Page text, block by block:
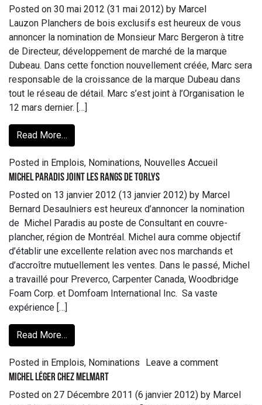
Posted on 30 mai 2012 (31 mai 2012) by Marcel
Lauzon Planchers de bois exclusifs est heureux de vous
annoncer la nomination de Monsieur Marc Bergeron à titre
de Directeur, développement de marché de la marque
Dubeau. Dans cette fonction nouvellement créée, Marc sera
responsable de la croissance de la marque Dubeau dans
tout le réseau de détail. Marc s’est joint à l’Organisation le
12 mars dernier. […]
Read More…
Posted in Emplois, Nominations, Nouvelles Accueil
Michel Paradis joint les rangs de Torlys
Posted on 13 janvier 2012 (13 janvier 2012) by Marcel
Bernard Desaulniers est heureux d’annoncer la nomination
de Michel Paradis au poste de Consultant en couvre-
plancher, région de Montréal. Michel aura comme objectif
d’établir une excellente relation avec nos marchands et
d’accroître mutuellement les ventes. Dans le passé, Michel
a travaillé pour Preverco, Carpenter Canada, Woodbridge
Foam Corp. et Domfoam International Inc. Sa vaste
expérience […]
Read More…
Posted in Emplois, Nominations Leave a comment
Michel Léger chez Melmart
Posted on 27 Décembre 2011 (6 janvier 2012) by Marcel